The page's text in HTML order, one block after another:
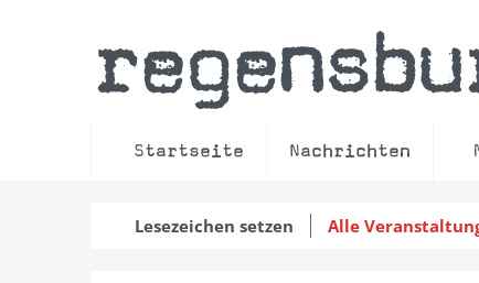
Startseite Nachrichten
Lesezeichen setzen Alle